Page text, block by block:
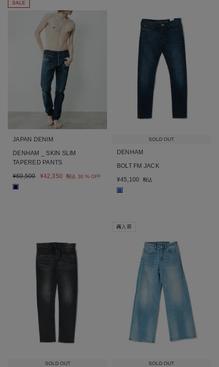
SALE
JAPAN DENIM
DENHAM _ SKIN SLIM
TAPERED PANTS
¥60,500 ¥42,350 税込 30 % OFF
■
SOLD OUT
DENHAM
BOLT FM JACK
¥45,100 税込
■
SOLD OUT SOLD OUT
再入荷